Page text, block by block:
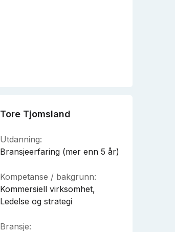
Tore Tjomsland
Utdanning:
Bransjeerfaring (mer enn 5 år)
Kompetanse / bakgrunn:
Kommersiell virksomhet,
Ledelse og strategi
Bransje: